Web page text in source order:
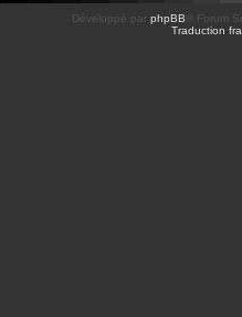
Développé par phpBB ® Forum
Traduction